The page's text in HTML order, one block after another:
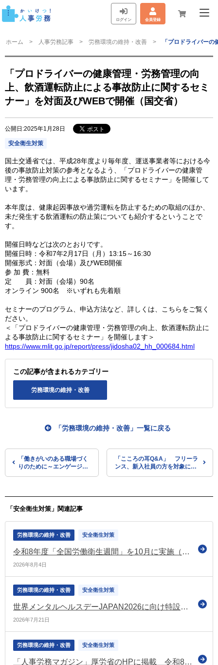
ログイン 会員登録
ホーム 人事労務記事 労務環境の維持・改善 「プロドライバー
「プロドライバーの健康管理・労務管理の向
上、飲酒運転防止による事故防止に関するセミ
ナー」を対面及びWEBで開催（国交省）
公開日:2025年1月28日
安全衛生対策
国土交通省では、平成28年度より毎年度、運送事業者等における今
後の事故防止対策の参考となるよう、「プロドライバーの健康管
理・労務管理の向上による事故防止に関するセミナー」を開催して
います。
本年度は、健康起因事故や過労運転を防止するための取組のほか、
未だ発生する飲酒運転の防止策についても紹介するということで
す。
開催日時などは次のとおりです。
開催日時：令和7年2月17日（月）13:15～16:30
開催形式：対面（会場）及びWEB開催
参 加 費：無料
定 員：対面（会場）90名
オンライン 900名 ※いずれも先着順
セミナーのプログラム、申込方法など、詳しくは、こちらをご覧く
ださい。
＜「プロドライバーの健康管理・労務管理の向上、飲酒運転防止に
よる事故防止に関するセミナー」を開催します＞
https://www.mlit.go.jp/report/press/jidosha02_hh_000684.html
この記事が含まれるカテゴリー
労務環境の維持・改善
「働きがいのある職場づく
りのために～エンゲージメ
開催（働き方・休み方改善
ポータルサイト）
「労務環境の維持・改善」一覧に戻る
「こころの耳Q&A」 フリーラ
ンス、新入社員の方を対象にし
「安全衛生対策」関連記事
労務環境の維持・改善 安全衛生対策
令和8年度「全国労働衛生週間」を10月に実施（厚労省）
2026年8月4日
労務環境の維持・改善 安全衛生対策
世界メンタルヘルスデーJAPAN2026に向け特設サイトを開設（厚労省）
2026年7月21日
労務環境の維持・改善 安全衛生対策
「人事労務マガジン」厚労省のHPに掲載 令和8年度「エイジフレンドリー補助金」の受付開始などの情報を記載